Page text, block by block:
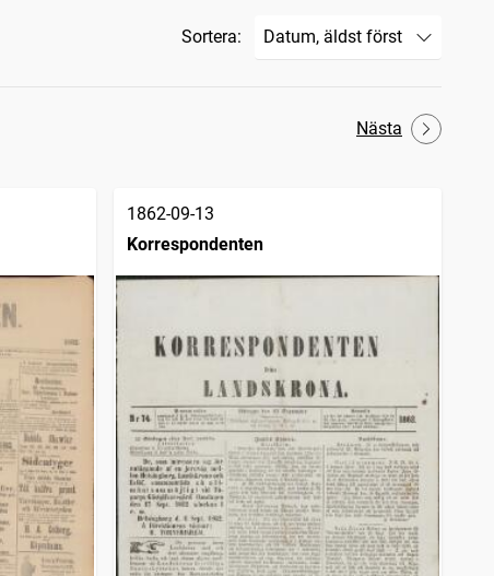
Sortera:
Nästa
1862-09-13
Korrespondenten